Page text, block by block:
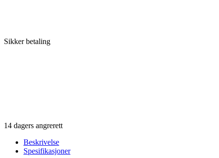
Sikker betaling
14 dagers angrerett
Beskrivelse
Spesifikasjoner